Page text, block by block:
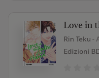
Love in
Rin Teku -
Edizioni